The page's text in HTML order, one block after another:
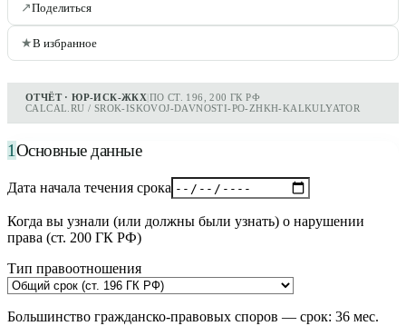
↗Поделиться
★В избранное
ОТЧЁТ · ЮР-ИСК-ЖКХ|ПО СТ. 196, 200 ГК РФ
CALCAL.RU / SROK-ISKOVOJ-DAVNOSTI-PO-ZHKH-KALKULYATOR
1Основные данные
Дата начала течения срока
Когда вы узнали (или должны были узнать) о нарушении
права (ст. 200 ГК РФ)
Тип правоотношения
Большинство гражданско-правовых споров — срок: 36 мес.